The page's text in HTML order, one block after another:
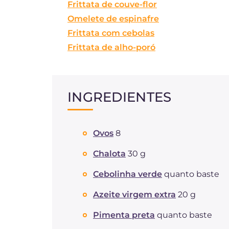
Frittata de couve-flor
Omelete de espinafre
Frittata com cebolas
Frittata de alho-poró
INGREDIENTES
Ovos 8
Chalota 30 g
Cebolinha verde quanto baste
Azeite virgem extra 20 g
Pimenta preta quanto baste